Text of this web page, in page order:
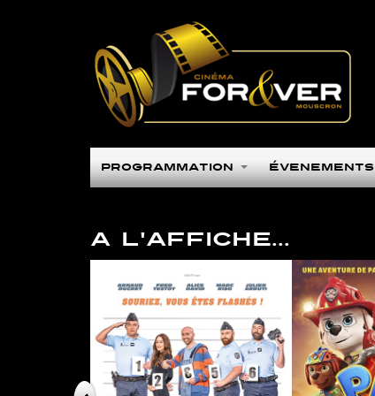
Programmation Évènements
A L'AFFICHE...